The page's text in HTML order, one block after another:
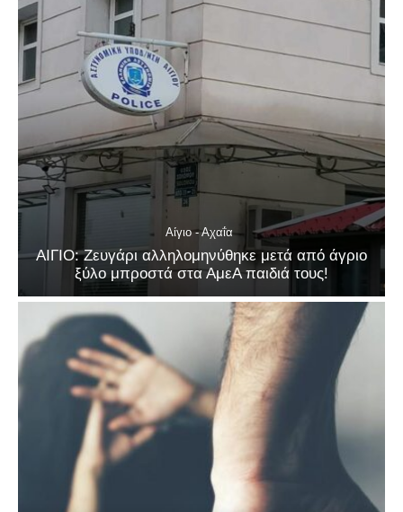
Αίγιο - Αχαΐα
ΑΙΓΙΟ: Ζευγάρι αλληλομηνύθηκε μετά από άγριο
ξύλο μπροστά στα ΑμεΑ παιδιά τους!